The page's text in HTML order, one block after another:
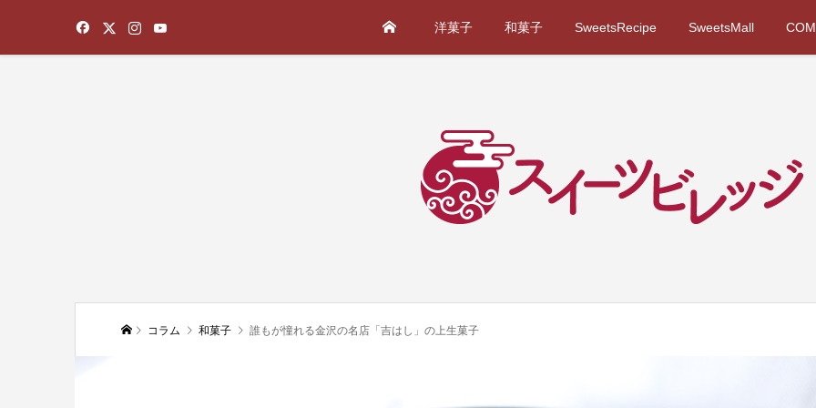
洋菓子 和菓子 SweetsRecipe SweetsMall
コラム 和菓子 誰もが憧れる金沢の名店「吉はし」の上生菓子